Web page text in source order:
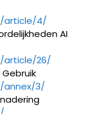
article/4/
AI
article/26/
Gebruik
annex/3/